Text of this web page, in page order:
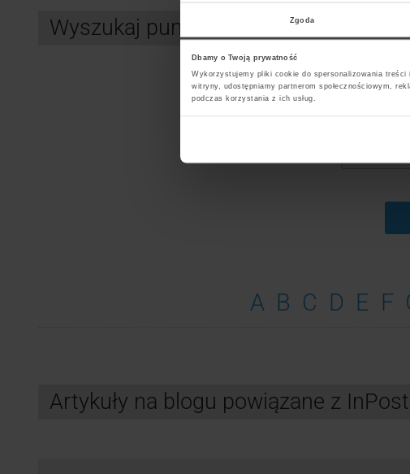
Zgoda
Dbamy o Twoją prywatność
Wykorzystujemy pliki cookie do spersonalizowania
witryny, udostępniamy partnerom społecznościowym,
podczas korzystania z ich usług.
Wyszukaj punkt kurierski InPost
Search
A B C D E F
Artykuły na blogu powiązane z